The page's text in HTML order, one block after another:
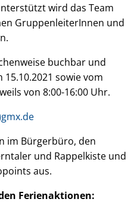
wird das Team
GruppenleiterInnen und
buchbar und
15.10.2021 sowie vom
von 8:00-16:00 Uhr.
im Bürgerbüro, den
und Rappelkiste und
aus.
Ferienaktionen: